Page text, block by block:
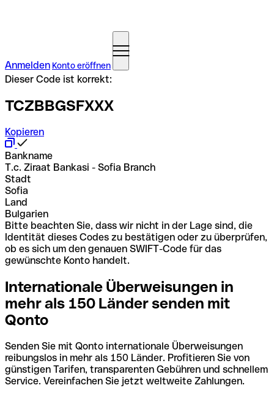
Anmelden Konto eröffnen
Dieser Code ist korrekt:
TCZBBGSFXXX
Kopieren
Bankname
T.c. Ziraat Bankasi - Sofia Branch
Stadt
Sofia
Land
Bulgarien
Bitte beachten Sie, dass wir nicht in der Lage sind, die
Identität dieses Codes zu bestätigen oder zu überprüfen,
ob es sich um den genauen SWIFT-Code für das
gewünschte Konto handelt.
Internationale Überweisungen in
mehr als 150 Länder senden mit
Qonto
Senden Sie mit Qonto internationale Überweisungen
reibungslos in mehr als 150 Länder. Profitieren Sie von
günstigen Tarifen, transparenten Gebühren und schnellem
Service. Vereinfachen Sie jetzt weltweite Zahlungen.